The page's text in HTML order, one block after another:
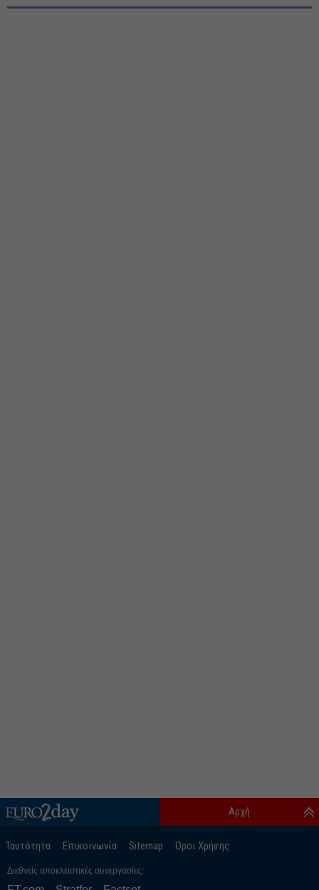
Ταυτότητα Επικοινωνία Sitemap Οροι Χρήσης
Αρχή
Διεθνείς αποκλειστικές συνεργασίες: